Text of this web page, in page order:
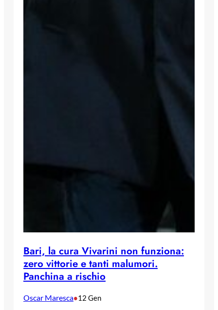
Bari, la cura Vivarini non funziona:
zero vittorie e tanti malumori.
Panchina a rischio
Oscar Maresca•12 Gen